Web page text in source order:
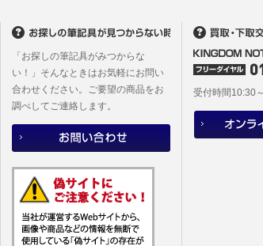
「お探しの筆記具がみつからな
い！」そんなときはお気軽にお問い
合わせください。ご要望の商品をお
調べしてご連絡します。
受付時間10:30